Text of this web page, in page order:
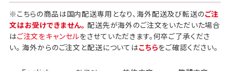
※こちらの商品は国内配送専用となり、海外配送及び転送のご注
文はお受けできません。 配送先が海外のご注文をいただいた場合
はご注文をキャンセルをさせていただきます。何卒ご了承くださ
い。 海外からのご注文と配送についてはこちらをご確認ください。